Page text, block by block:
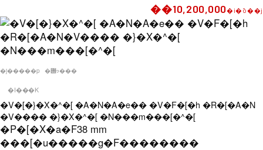
��10,200,000�i�ō��j
�j�����p �݌ɂ���
�I���K
�V�[�}�X�^�[ �A�N�A�e�� �V�F�[�h �R�[�A�N
�V���� �}�X�^�[ �N���m���[�^�[
�P�[�X�a�F38 mm
���[�u�����g�F��������